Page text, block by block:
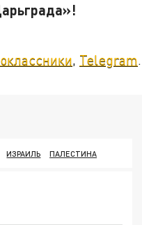
«Царьграда»!
, Telegram.
ИЗРАИЛЬ ПАЛЕСТИНА